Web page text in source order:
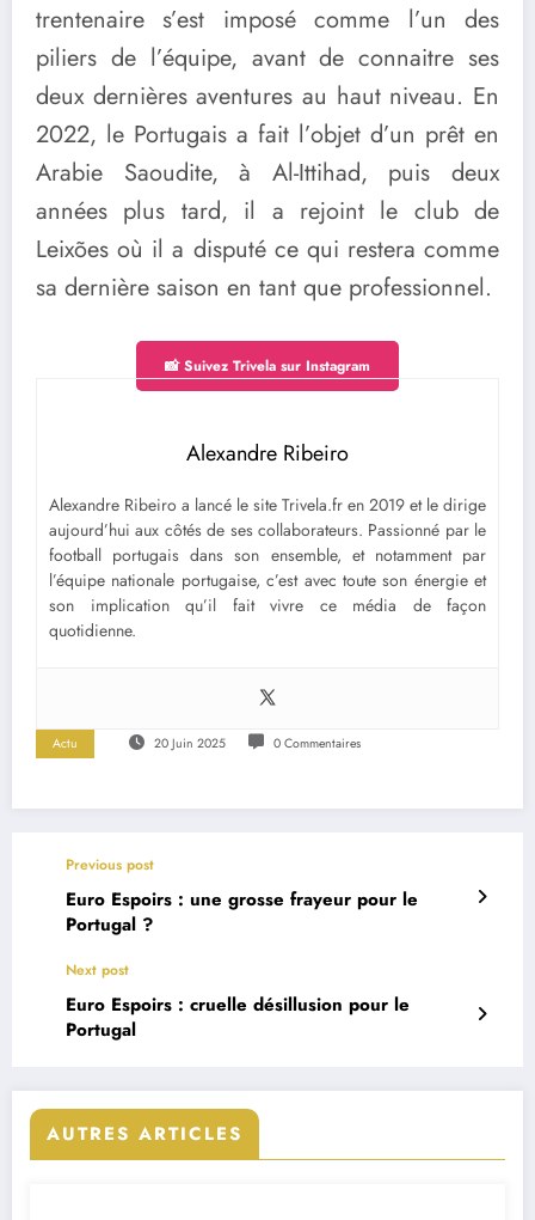
trentenaire s’est imposé comme l’un des
piliers de l’équipe, avant de connaitre ses
deux dernières aventures au haut niveau. En
2022, le Portugais a fait l’objet d’un prêt en
Arabie Saoudite, à Al-Ittihad, puis deux
années plus tard, il a rejoint le club de
Leixões où il a disputé ce qui restera comme
sa dernière saison en tant que professionnel.
📸 Suivez Trivela sur Instagram
Alexandre Ribeiro
Alexandre Ribeiro a lancé le site Trivela.fr en 2019 et le dirige
aujourd’hui aux côtés de ses collaborateurs. Passionné par le
football portugais dans son ensemble, et notamment par
l’équipe nationale portugaise, c’est avec toute son énergie et
son implication qu’il fait vivre ce média de façon
quotidienne.
Actu 20 Juin 2025 0 Commentaires
Previous post
Euro Espoirs : une grosse frayeur pour le
Portugal ?
Next post
Euro Espoirs : cruelle désillusion pour le
Portugal
AUTRES ARTICLES